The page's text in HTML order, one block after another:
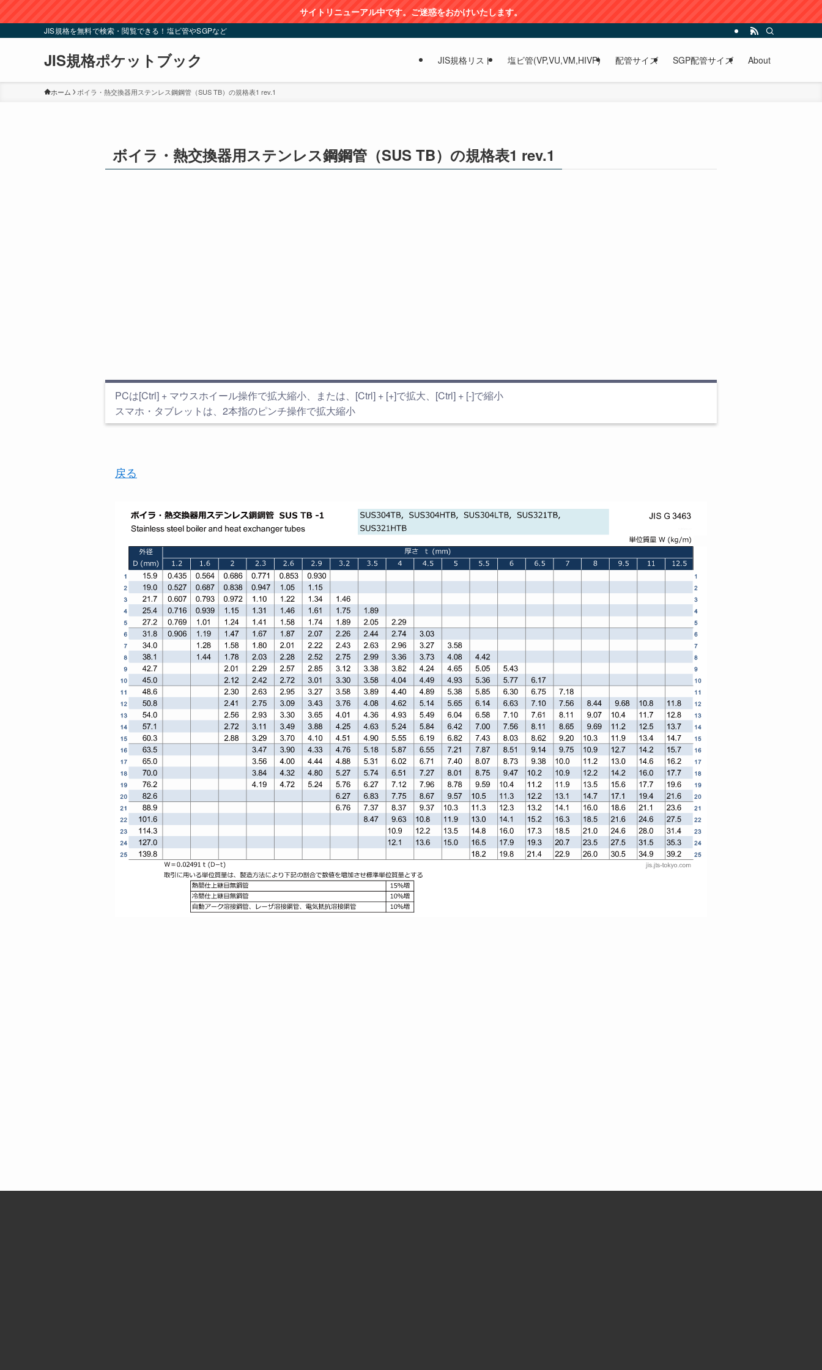
サイトリニューアル中です。ご迷惑をおかけいたします。
JIS規格を無料で検索・閲覧できる！塩ビ管やSGPなど
JIS規格ポケットブック JIS規格リスト 塩ビ管(VP,VU,VM,HIVP) 配管サイズ SGP配管サイズ About
ホーム ボイラ・熱交換器用ステンレス鋼鋼管（SUS TB）の規格表1 rev.1
ボイラ・熱交換器用ステンレス鋼鋼管（SUS TB）の規格表1 rev.1
PCは[Ctrl] + マウスホイール操作で拡大縮小、または、[Ctrl] + [+]で拡大、[Ctrl] + [-]で縮小
スマホ・タブレットは、2本指のピンチ操作で拡大縮小
戻る